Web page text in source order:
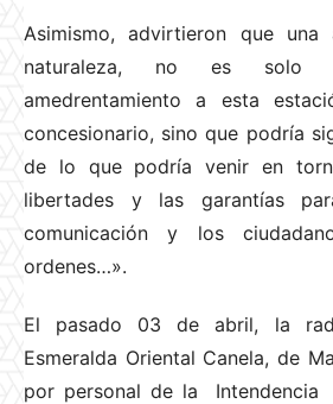
Asimismo, advirtieron que
naturaleza, no es solo
amedrentamiento a esta
concesionario, sino que podría
de lo que podría venir en
libertades y las garantías
comunicación y los
ordenes…».
El pasado 03 de abril, la
Esmeralda Oriental Canela, de
por personal de la Intendencia